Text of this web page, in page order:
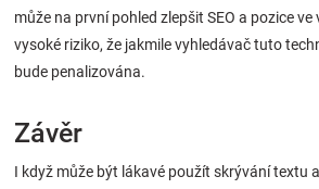
může na první pohled zlepšit SEO a pozice
vysoké riziko, že jakmile vyhledávač tuto
bude penalizována.
Závěr
I když může být lákavé použít skrývání textu